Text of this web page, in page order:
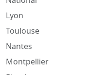
Lyon
Toulouse
Nantes
Montpellier